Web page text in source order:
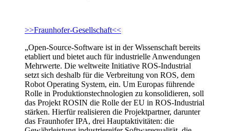
>>Fraunhofer-Gesellschaft<<
„Open-Source-Software ist in der Wissenschaft bereits
etabliert und bietet auch für industrielle Anwendungen
Mehrwerte. Die weltweite Initiative ROS-Industrial
setzt sich deshalb für die Verbreitung von ROS, dem
Robot Operating System, ein. Um Europas führende
Rolle in Produktionstechnologien zu konsolidieren, soll
das Projekt ROSIN die Rolle der EU in ROS-Industrial
stärken. Hierfür realisieren die Projektpartner, darunter
das Fraunhofer IPA, drei Hauptaktivitäten: die